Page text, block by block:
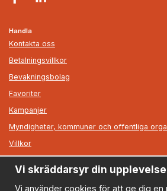
Handla
Kontakta oss
Betalningsvillkor
Bevakningsbolag
Favoriter
Kampanjer
Myndigheter, kommuner och offentliga
Villkor
Information
Om oss
Vi skräddarsyr din upplevelse
Vi använder cookies för att ge dig en